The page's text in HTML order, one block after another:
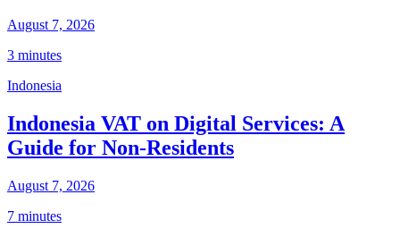
August 7, 2026
3 minutes
Indonesia
Indonesia VAT on Digital Services: A
Guide for Non-Residents
August 7, 2026
7 minutes